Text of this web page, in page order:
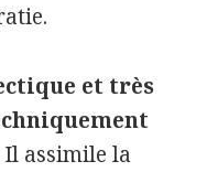
et très
Il assimile la